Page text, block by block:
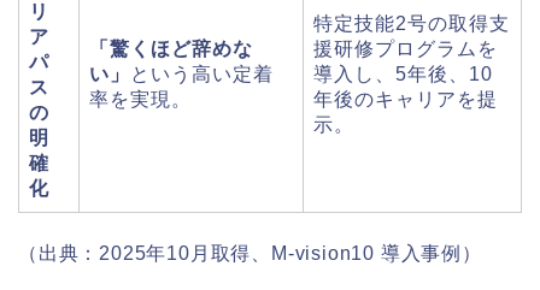
リ
ア
パ
ス
の
明
確
化
「驚くほど辞めな
い」
という高い定着
率を実現。
特定技能2号の取得支
援研修プログラムを
導入し、5年後、10
年後のキャリアを提
示。
（出典：2025年10月取得、M-vision10 導入事例）